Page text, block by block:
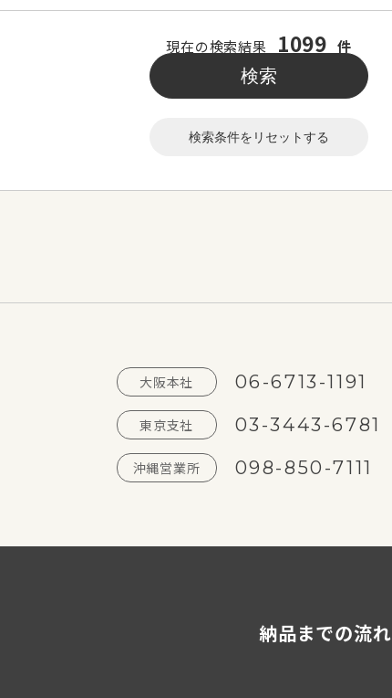
現在の検索結果 1099 件
検索条件をリセットする
大阪本社 06-6713-1191
東京支社 03-3443-6781
沖縄営業所 098-850-7111
納品までの流れ